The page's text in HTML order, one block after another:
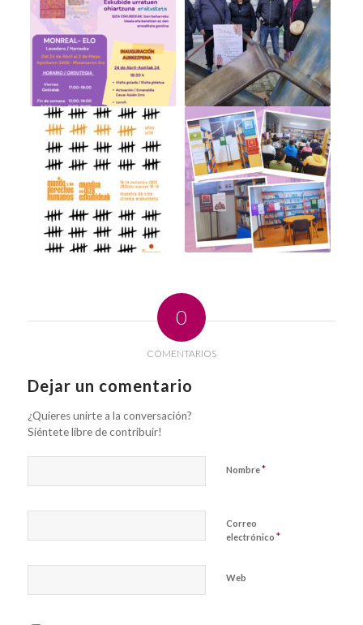
0
COMENTARIOS
Dejar un comentario
¿Quieres unirte a la conversación?
Siéntete libre de contribuir!
Nombre*
Correo
electrónico *
Web